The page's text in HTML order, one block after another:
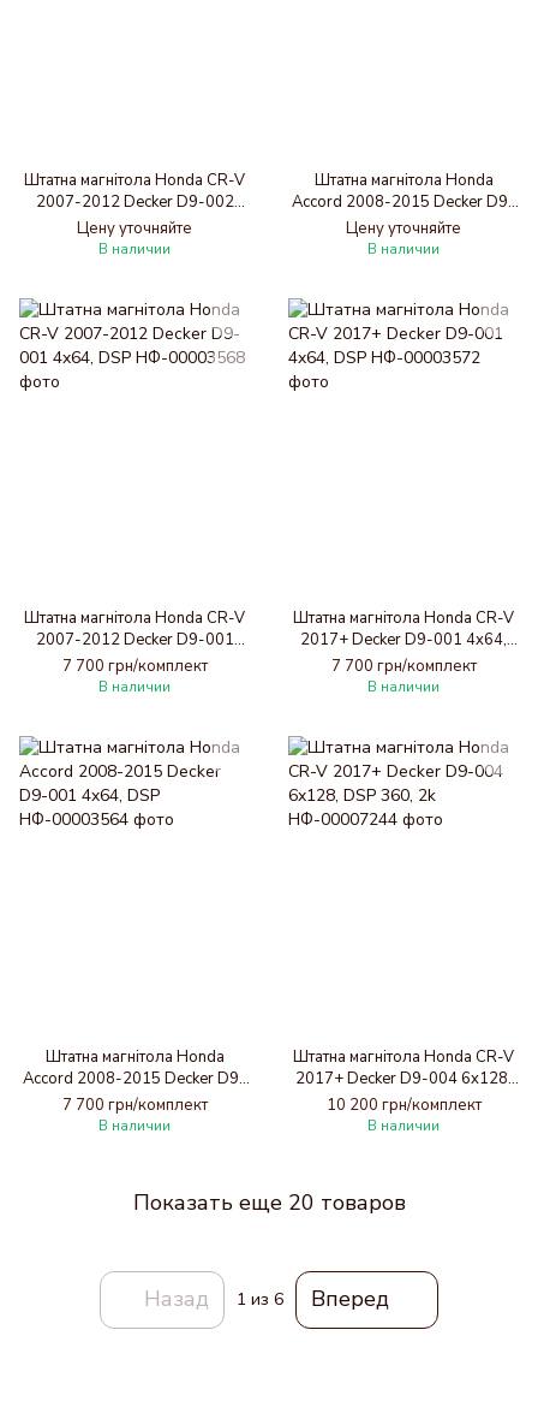
Штатна магнітола Honda CR-V
2007-2012 Decker D9-002
6x128, DSP, 360
Цену уточняйте
В наличии
Штатна магнітола Honda
Accord 2008-2015 Decker D9-
002 6x128, DSP, 360
Цену уточняйте
В наличии
Штатна магнітола Honda CR-V
2007-2012 Decker D9-001
4x64, DSP
7 700 грн/комплект
В наличии
Штатна магнітола Honda CR-V
2017+ Decker D9-001 4x64,
DSP
7 700 грн/комплект
В наличии
Штатна магнітола Honda
Accord 2008-2015 Decker D9-
001 4x64, DSP
7 700 грн/комплект
В наличии
Штатна магнітола Honda CR-V
2017+ Decker D9-004 6x128,
DSP 360, 2k
10 200 грн/комплект
В наличии
Показать еще 20 товаров
Назад 1 из 6 Вперед